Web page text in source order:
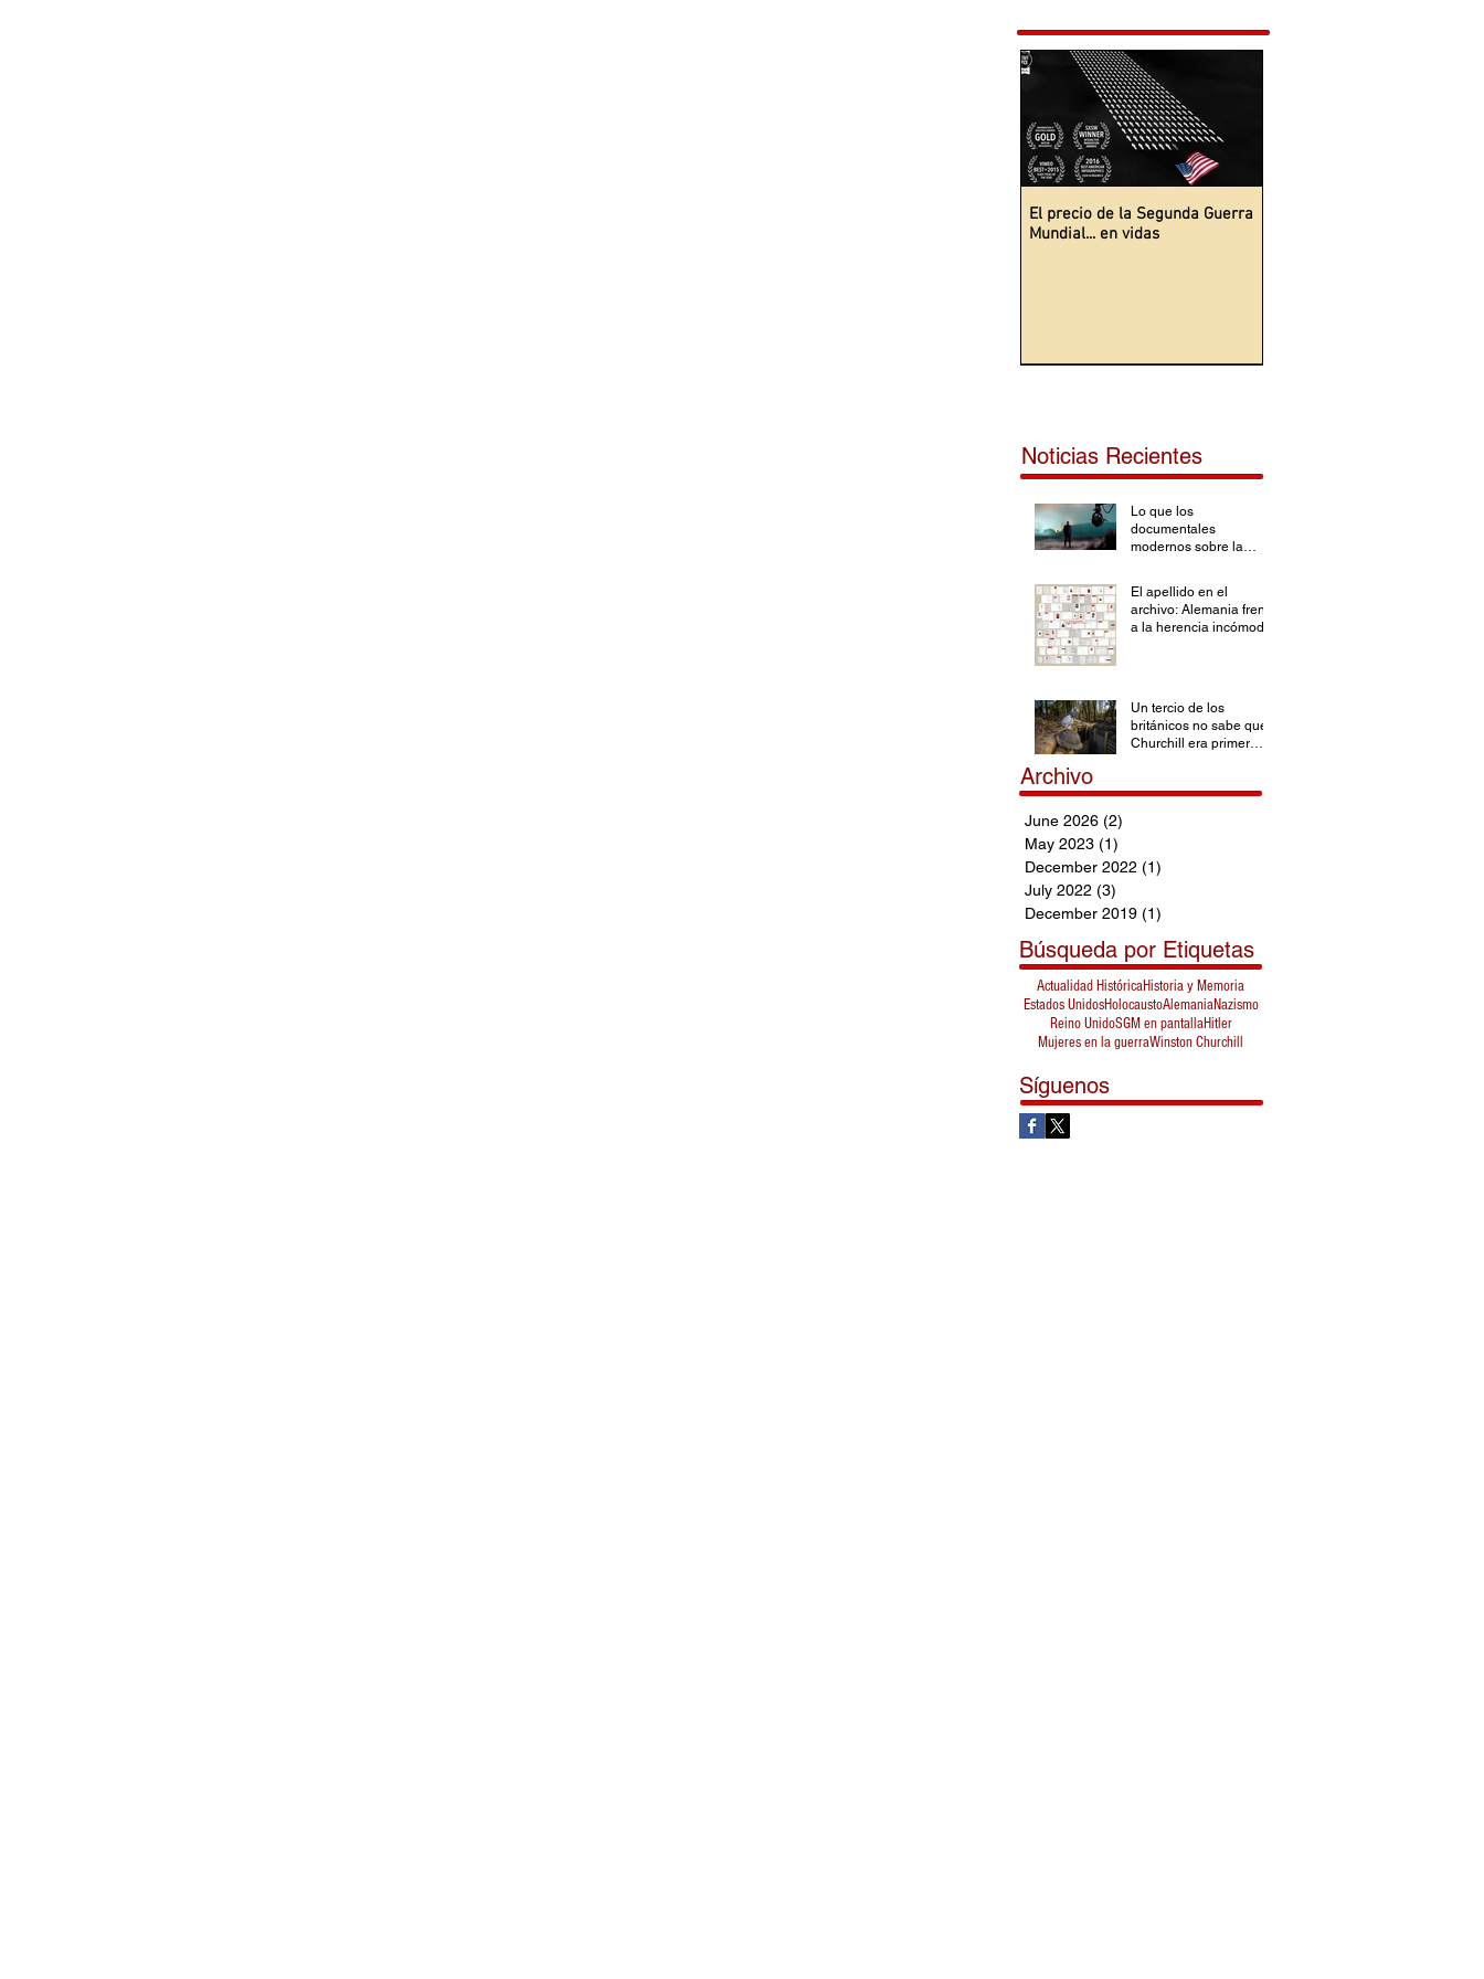
El precio de la Segunda Guerra
Mundial... en vidas
Noticias Recientes
Lo que los
documentales
modernos sobre la
El apellido en el
archivo: Alemania frente
a la herencia incómoda
Un tercio de los
británicos no sabe que
Churchill era primer
Archivo
June 2026 (2)
May 2023 (1)
December 2022 (1)
July 2022 (3)
December 2019 (1)
Búsqueda por Etiquetas
Actualidad HistóricaHistoria y Memoria
Estados UnidosHolocaustoAlemaniaNazismo
Reino UnidoSGM en pantallaHitler
Mujeres en la guerraWinston Churchill
Síguenos